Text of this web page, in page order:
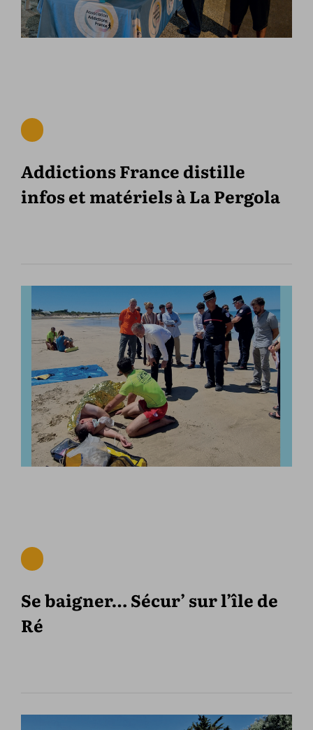
Addictions France distille
infos et matériels à La Pergola
Se baigner… Sécur’ sur l’île de
Ré